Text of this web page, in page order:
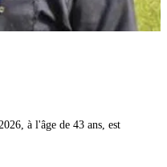
à l'âge de 43 ans, est